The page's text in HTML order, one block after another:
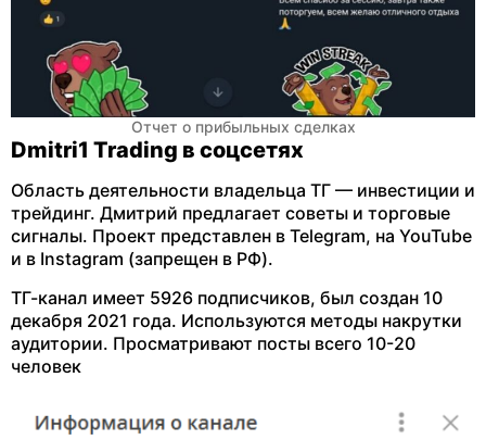
Отчет о прибыльных сделках
Dmitri1 Trading в соцсетях
Область деятельности владельца ТГ — инвестиции и
трейдинг. Дмитрий предлагает советы и торговые
сигналы. Проект представлен в Telegram, на YouTube
и в Instagram (запрещен в РФ).
ТГ-канал имеет 5926 подписчиков, был создан 10
декабря 2021 года. Используются методы накрутки
аудитории. Просматривают посты всего 10-20
человек